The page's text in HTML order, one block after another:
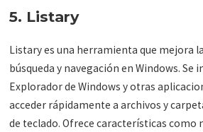
5. Listary
Listary es una herramienta que mejora
búsqueda y navegación en Windows. Se
Explorador de Windows y otras
acceder rápidamente a archivos y
de teclado. Ofrece características